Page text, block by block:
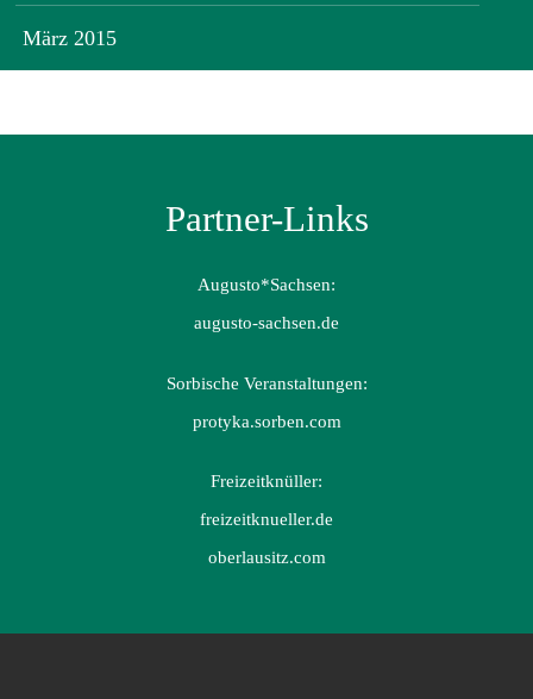
März 2015
Partner-Links
Augusto*Sachsen:
augusto-sachsen.de
Sorbische Veranstaltungen:
protyka.sorben.com
Freizeitknüller:
freizeitknueller.de
oberlausitz.com